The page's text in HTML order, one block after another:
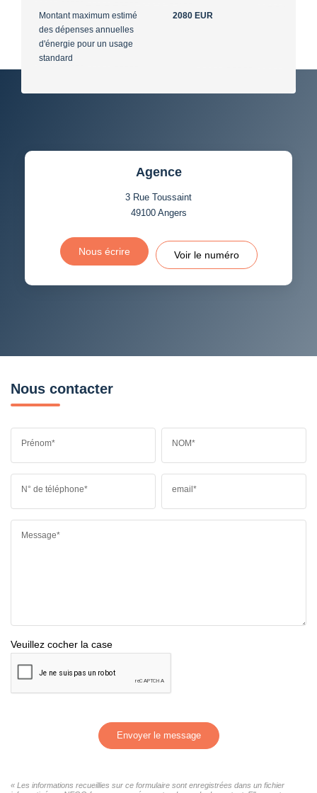
Montant maximum estimé
des dépenses annuelles
d'énergie pour un usage
standard
2080 EUR
Agence
3 Rue Toussaint
49100 Angers
Nous écrire Voir le numéro
Nous contacter
Prénom* NOM*
N° de téléphone* email*
Message*
Veuillez cocher la case
Envoyer le message
« Les informations recueillies sur ce formulaire sont enregistrées dans un fichier